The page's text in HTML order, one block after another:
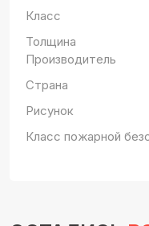
Класс
Толщина
Производитель
Страна
Рисунок
Класс пожарной